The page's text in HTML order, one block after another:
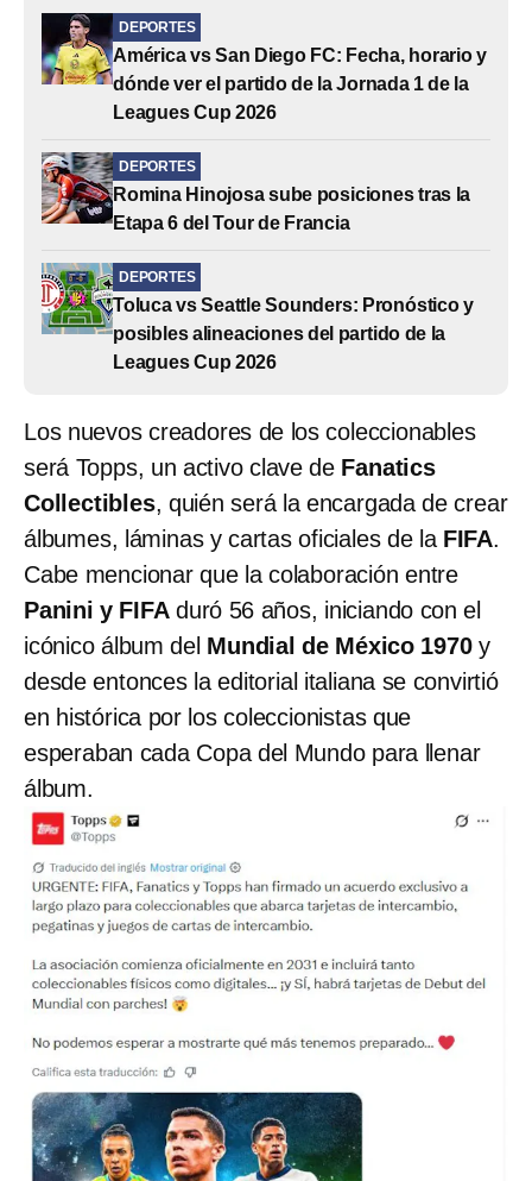
DEPORTES
América vs San Diego FC: Fecha, horario y
dónde ver el partido de la Jornada 1 de la
Leagues Cup 2026
DEPORTES
Romina Hinojosa sube posiciones tras la
Etapa 6 del Tour de Francia
DEPORTES
Toluca vs Seattle Sounders: Pronóstico y
posibles alineaciones del partido de la
Leagues Cup 2026
Los nuevos creadores de los coleccionables
será Topps, un activo clave de Fanatics
Collectibles, quién será la encargada de crear
álbumes, láminas y cartas oficiales de la FIFA.
Cabe mencionar que la colaboración entre
Panini y FIFAduró 56 años, iniciando con el
icónico álbum del Mundial de México 1970y
desde entonces la editorial italiana se convirtió
en histórica por los coleccionistas que
esperaban cada Copa del Mundo para llenar
álbum.